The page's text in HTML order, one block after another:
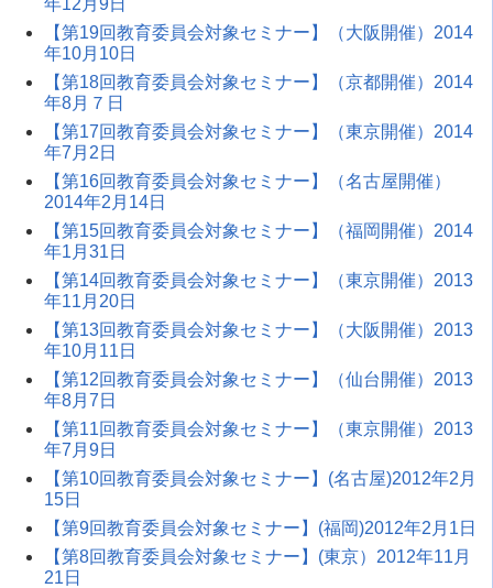
年12月9日
【第19回教育委員会対象セミナー】（大阪開催）2014
年10月10日
【第18回教育委員会対象セミナー】（京都開催）2014
年8月７日
【第17回教育委員会対象セミナー】（東京開催）2014
年7月2日
【第16回教育委員会対象セミナー】（名古屋開催）
2014年2月14日
【第15回教育委員会対象セミナー】（福岡開催）2014
年1月31日
【第14回教育委員会対象セミナー】（東京開催）2013
年11月20日
【第13回教育委員会対象セミナー】（大阪開催）2013
年10月11日
【第12回教育委員会対象セミナー】（仙台開催）2013
年8月7日
【第11回教育委員会対象セミナー】（東京開催）2013
年7月9日
【第10回教育委員会対象セミナー】(名古屋)2012年2月
15日
【第9回教育委員会対象セミナー】(福岡)2012年2月1日
【第8回教育委員会対象セミナー】(東京）2012年11月
21日